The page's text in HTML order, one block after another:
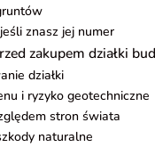
znasz jej numer
zakupem działki
działki
i ryzyko geotechniczne
stron świata
naturalne